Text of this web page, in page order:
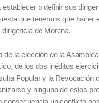
establecer o definir sus
que tenemos que hacer
dirigencia de Morena.
de la elección de la
de los dos inéditos
Popular y la Revocación
y ninguno de estos